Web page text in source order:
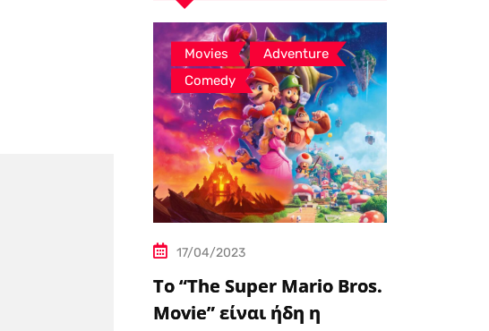
Movies , Adventure ,
Comedy
17/04/2023
Το “The Super Mario Bros.
Movie” είναι ήδη η